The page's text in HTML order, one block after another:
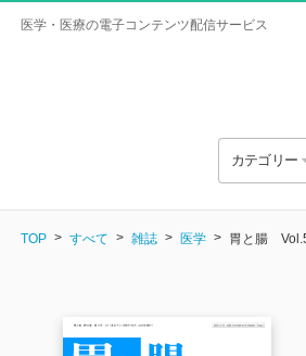
医学・医療の電子コンテンツ配信サービス
カテゴリー
TOP すべて 雑誌 医学 胃と腸